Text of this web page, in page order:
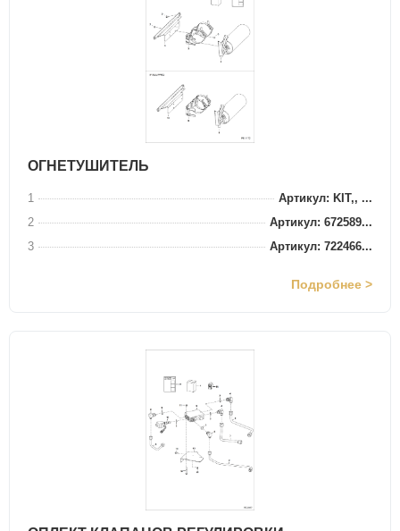
ОГНЕТУШИТЕЛЬ
1
Артикул: KIT,, ...
2
Артикул: 672589...
3
Артикул: 722466...
Подробнее >